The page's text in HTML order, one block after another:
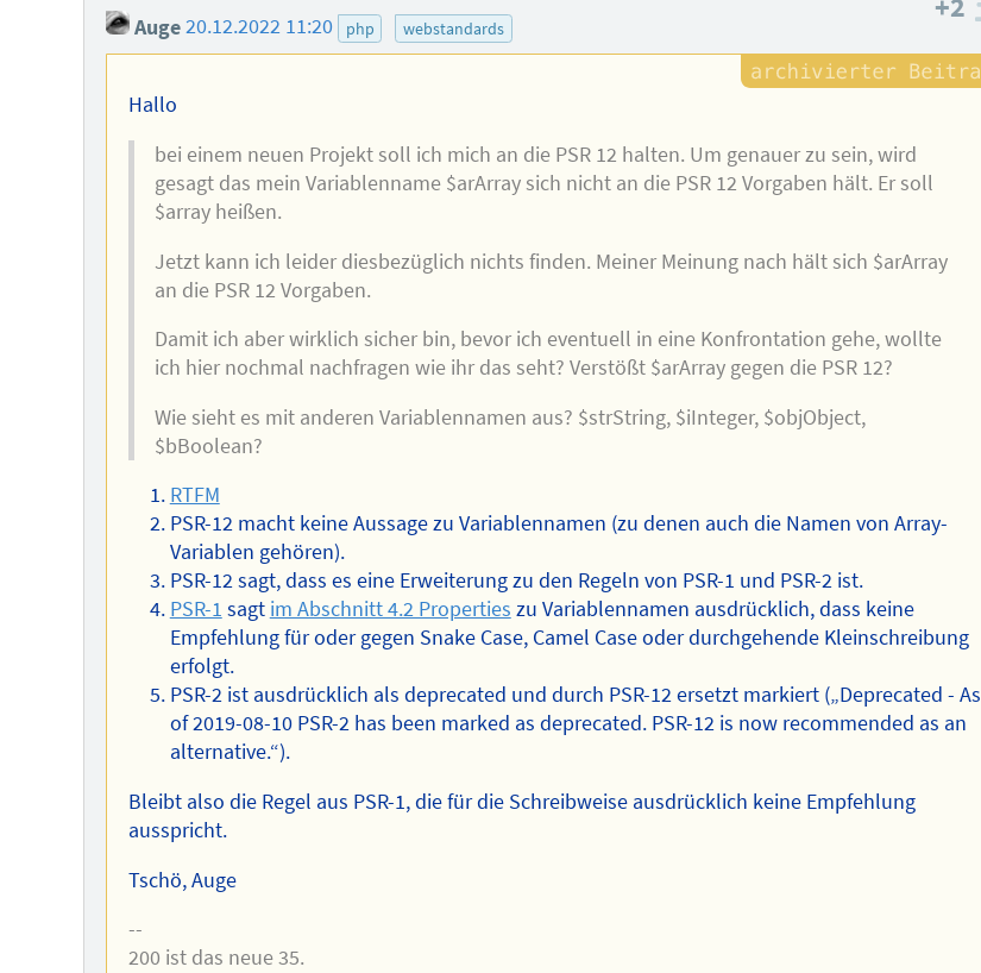
Auge20.12.2022 11:20 php webstandards
Hallo
bei einem neuen Projekt soll ich mich an die PSR 12 halten. Um genauer zu sein, wird
gesagt das mein Variablenname $arArray sich nicht an die PSR 12 Vorgaben hält. Er soll
$array heißen.
Jetzt kann ich leider diesbezüglich nichts finden. Meiner Meinung nach hält sich $arArray
an die PSR 12 Vorgaben.
Damit ich aber wirklich sicher bin, bevor ich eventuell in eine Konfrontation gehe, wollte
ich hier nochmal nachfragen wie ihr das seht? Verstößt $arArray gegen die PSR 12?
Wie sieht es mit anderen Variablennamen aus? $strString, $iInteger, $objObject,
$bBoolean?
RTFM
PSR-12 macht keine Aussage zu Variablennamen (zu denen auch die Namen von Array-
Variablen gehören).
PSR-12 sagt, dass es eine Erweiterung zu den Regeln von PSR-1 und PSR-2 ist.
PSR-1 sagt im Abschnitt 4.2 Properties zu Variablennamen ausdrücklich, dass keine
Empfehlung für oder gegen Snake Case, Camel Case oder durchgehende Kleinschreibung
erfolgt.
PSR-2 ist ausdrücklich als deprecated und durch PSR-12 ersetzt markiert („Deprecated - As
of 2019-08-10 PSR-2 has been marked as deprecated. PSR-12 is now recommended as an
alternative.“).
Bleibt also die Regel aus PSR-1, die für die Schreibweise ausdrücklich keine Empfehlung
ausspricht.
Tschö, Auge
--
200 ist das neue 35.